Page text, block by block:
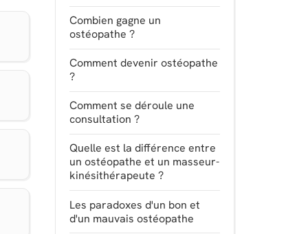
Combien gagne un
ostéopathe ?
Comment devenir ostéopathe
?
Comment se déroule une
consultation ?
Quelle est la différence entre
un ostéopathe et un masseur-
kinésithérapeute ?
Les paradoxes d'un bon et
d'un mauvais ostéopathe